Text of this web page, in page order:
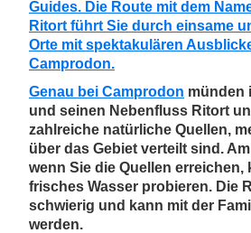
Guides. Die Route mit dem
Ritort führt Sie durch einsame
Orte mit spektakulären
Camprodon.
Genau bei Camprodon münden
und seinen Nebenfluss Ritort
zahlreiche natürliche Quellen,
über das Gebiet verteilt sind.
wenn Sie die Quellen erreichen,
frisches Wasser probieren. Die
schwierig und kann mit der
werden.